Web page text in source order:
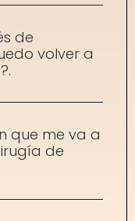
de
volver a
que me va a
de